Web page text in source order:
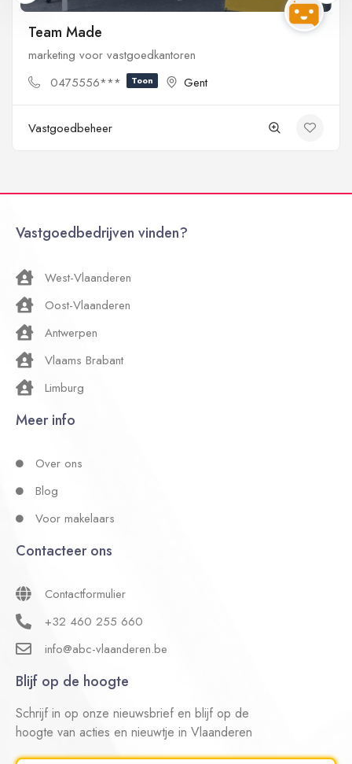
Team Made
marketing voor vastgoedkantoren
0475556***
Toon Gent
Vastgoedbeheer
Vastgoedbedrijven vinden?
West-Vlaanderen
Oost-Vlaanderen
Antwerpen
Vlaams Brabant
Limburg
Meer info
Over ons
Blog
Voor makelaars
Contacteer ons
Contactformulier
+32 460 255 660
info@abc-vlaanderen.be
Blijf op de hoogte
Schrijf in op onze nieuwsbrief en blijf op de
hoogte van acties en nieuwtje in Vlaanderen